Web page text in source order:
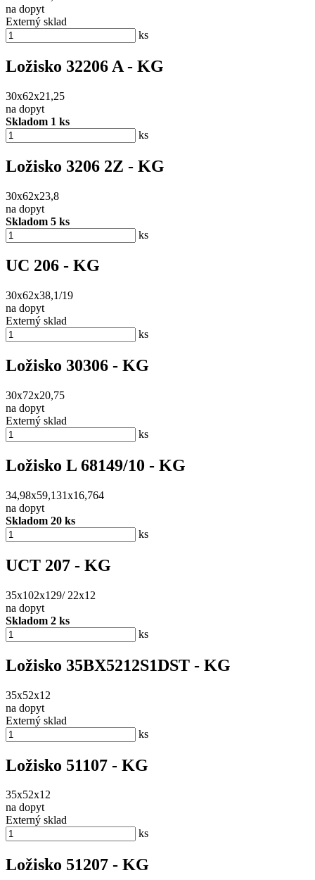
na dopyt
Externý sklad
ks
Ložisko 32206 A - KG
30x62x21,25
na dopyt
Skladom 1 ks
ks
Ložisko 3206 2Z - KG
30x62x23,8
na dopyt
Skladom 5 ks
ks
UC 206 - KG
30x62x38,1/19
na dopyt
Externý sklad
ks
Ložisko 30306 - KG
30x72x20,75
na dopyt
Externý sklad
ks
Ložisko L 68149/10 - KG
34,98x59,131x16,764
na dopyt
Skladom 20 ks
ks
UCT 207 - KG
35x102x129/ 22x12
na dopyt
Skladom 2 ks
ks
Ložisko 35BX5212S1DST - KG
35x52x12
na dopyt
Externý sklad
ks
Ložisko 51107 - KG
35x52x12
na dopyt
Externý sklad
ks
Ložisko 51207 - KG